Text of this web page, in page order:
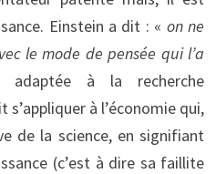
Einstein a dit : « on ne
le mode de pensée qui l’a
adaptée à la recherche
à l’économie qui,
de la science, en signifiant
(c’est à dire sa faillite